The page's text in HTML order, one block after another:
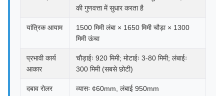
की गुणवत्ता में सुधार करता है
यांत्रिक आयाम
1500 मिमी लंबा × 1650 मिमी चौड़ा × 1300
मिमी ऊंचा
प्रभावी कार्य
आकार
चौड़ाईः 920 मिमी; मोटाईः 3-80 मिमी; लंबाईः
300 मिमी (सबसे छोटी)
दबाव रोलर व्यासः ¢60mm, लंबाई 950mm